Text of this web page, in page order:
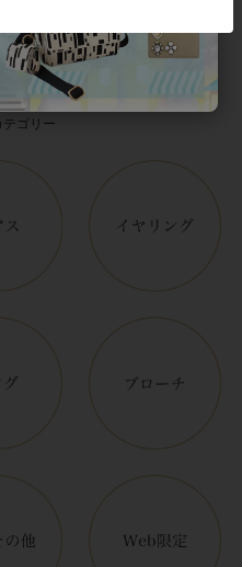
ゴリー